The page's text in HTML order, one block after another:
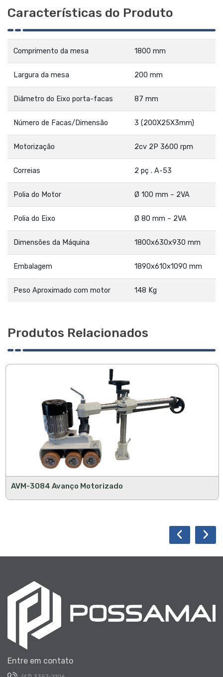
Características do Produto
Comprimento da mesa 1800 mm
Largura da mesa 200 mm
Diâmetro do Eixo porta-facas 87 mm
Número de Facas/Dimensão 3 (200X25X3mm)
Motorização 2cv 2P 3600 rpm
Correias 2 pç . A-53
Polia do Motor Ø 100 mm – 2VA
Polia do Eixo Ø 80 mm – 2VA
Dimensões da Máquina 1800x630x930 mm
Embalagem 1890x610x1090 mm
Peso Aproximado com motor 148 Kg
Produtos Relacionados
AVM-3084 Avanço Motorizado
‹ ›
Entre em contato